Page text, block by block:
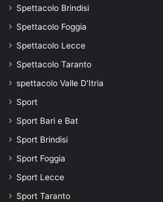
Spettacolo Brindisi
Spettacolo Foggia
Spettacolo Lecce
Spettacolo Taranto
spettacolo Valle D'Itria
Sport
Sport Bari e Bat
Sport Brindisi
Sport Foggia
Sport Lecce
Sport Taranto